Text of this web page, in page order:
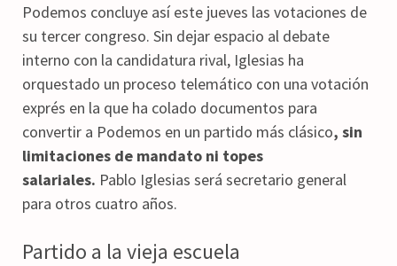
Podemos concluye así este jueves las votaciones de
su tercer congreso. Sin dejar espacio al debate
interno con la candidatura rival, Iglesias ha
orquestado un proceso telemático con una votación
exprés en la que ha colado documentos para
convertir a Podemos en un partido más clásico, sin
limitaciones de mandato ni topes
salariales. Pablo Iglesias será secretario general
para otros cuatro años.
Partido a la vieja escuela